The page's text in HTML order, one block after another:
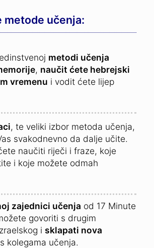
metode učenja:
metodi učenja
, naučit ćete hebrejski
vremenu i vodit ćete lijep
, te veliki izbor metoda učenja,
svakodnevno da dalje učite.
naučiti riječi i fraze, koje
i koje možete odmah
zajednici učenja od 17 Minute
govoriti s drugim
i sklapati nova
s kolegama učenja.